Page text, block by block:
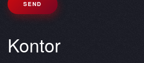
SEND
Kontor